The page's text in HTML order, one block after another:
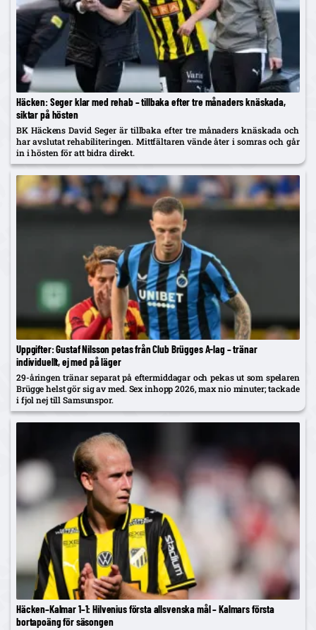
Häcken: Seger klar med rehab – tillbaka efter tre månaders knäskada,
siktar på hösten
BK Häckens David Seger är tillbaka efter tre månaders knäskada och
har avslutat rehabiliteringen. Mittfältaren vände åter i somras och går
in i hösten för att bidra direkt.
Uppgifter: Gustaf Nilsson petas från Club Brügges A-lag – tränar
individuellt, ej med på läger
29-åringen tränar separat på eftermiddagar och pekas ut som spelaren
Brügge helst gör sig av med. Sex inhopp 2026, max nio minuter; tackade
i fjol nej till Samsunspor.
Häcken–Kalmar 1–1: Hilvenius första allsvenska mål – Kalmars första
bortapoäng för säsongen